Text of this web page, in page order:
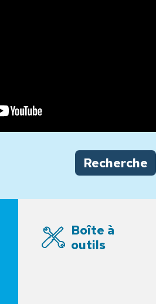
Recherche
Boîte à
outils